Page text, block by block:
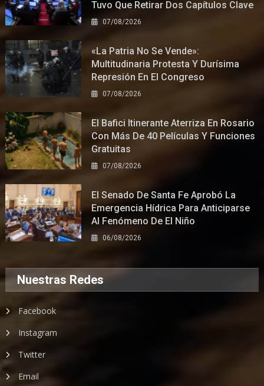
Tuvo Que Retirar Dos Capítulos Clave
07/08/2026
«La Patria No Se Vende»:
Multitudinaria Protesta Y Durísima
Represión En El Congreso
07/08/2026
El Bafici Itinerante Aterriza En Rosario
Con Más De 40 Películas Y Funciones
Gratuitas
07/08/2026
El Senado De Santa Fe Aprobó La
Emergencia Hídrica Para Anticiparse
Al Fenómeno De El Niño
06/08/2026
Nuestras Redes
Facebook
Instagram
Twitter
Email